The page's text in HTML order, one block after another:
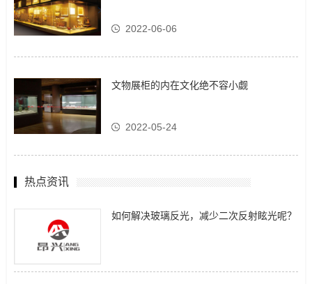
2022-06-06
文物展柜的内在文化绝不容小觑
2022-05-24
热点资讯
如何解决玻璃反光，减少二次反射眩光呢？